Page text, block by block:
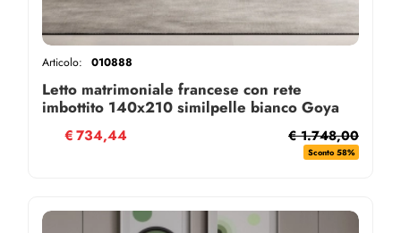
Letto matrimoniale francese con rete
imbottito 140x210 similpelle bianco Goya
Articolo: 010888
€ 1.748,00
Sconto 58%
€734,44